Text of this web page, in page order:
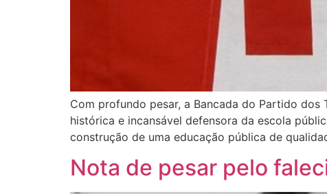
Com profundo pesar, a Bancada do Partido dos
histórica e incansável defensora da escola
construção de uma educação pública de
Nota de pesar pelo